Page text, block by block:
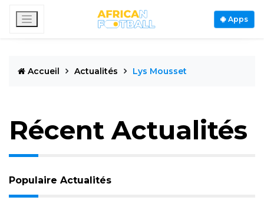
Apps
Accueil Actualités Lys Mousset
Récent Actualités
Populaire Actualités